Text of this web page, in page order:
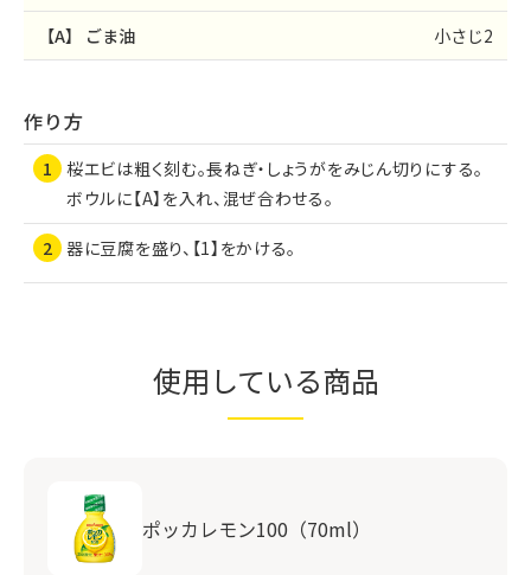
【A】 ごま油 小さじ2
作り方
桜エビは粗く刻む。長ねぎ・しょうがをみじん切りにする。
ボウルに【A】を入れ、混ぜ合わせる。
器に豆腐を盛り、【1】をかける。
使用している商品
ポッカレモン100（70ml）